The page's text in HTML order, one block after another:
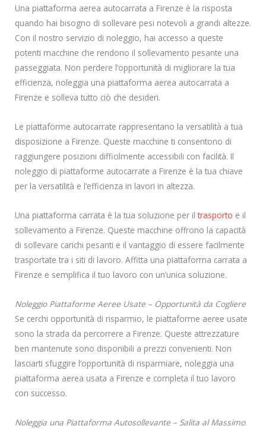
Una piattaforma aerea autocarrata a Firenze è la risposta
quando hai bisogno di sollevare pesi notevoli a grandi altezze.
Con il nostro servizio di noleggio, hai accesso a queste
potenti macchine che rendono il sollevamento pesante una
passeggiata. Non perdere l’opportunità di migliorare la tua
efficienza, noleggia una piattaforma aerea autocarrata a
Firenze e solleva tutto ciò che desideri.
Le piattaforme autocarrate rappresentano la versatilità a tua
disposizione a Firenze. Queste macchine ti consentono di
raggiungere posizioni difficilmente accessibili con facilità. Il
noleggio di piattaforme autocarrate a Firenze è la tua chiave
per la versatilità e l’efficienza in lavori in altezza.
Una piattaforma carrata è la tua soluzione per iltrasporto e il
sollevamento a Firenze. Queste macchine offrono la capacità
di sollevare carichi pesanti e il vantaggio di essere facilmente
trasportate tra i siti di lavoro. Affitta una piattaforma carrata a
Firenze e semplifica il tuo lavoro con un’unica soluzione.
Noleggio Piattaforme Aeree Usate – Opportunità da Cogliere
Se cerchi opportunità di risparmio, le piattaforme aeree usate
sono la strada da percorrere a Firenze. Queste attrezzature
ben mantenute sono disponibili a prezzi convenienti. Non
lasciarti sfuggire l’opportunità di risparmiare, noleggia una
piattaforma aerea usata a Firenze e completa il tuo lavoro
con successo.
Noleggia una Piattaforma Autosollevante – Salita al Massimo